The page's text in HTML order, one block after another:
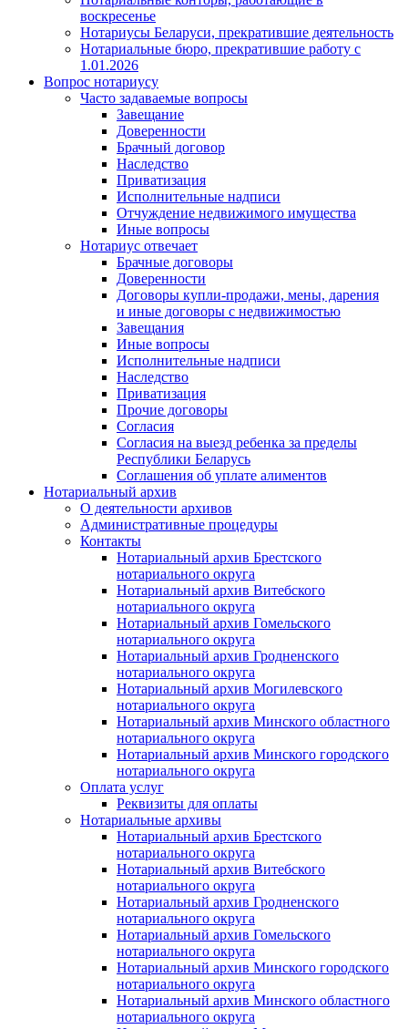
воскресенье
Нотариусы Беларуси, прекратившие деятельность
Нотариальные бюро, прекратившие работу с
1.01.2026
Вопрос нотариусу
Часто задаваемые вопросы
Завещание
Доверенности
Брачный договор
Наследство
Приватизация
Исполнительные надписи
Отчуждение недвижимого имущества
Иные вопросы
Нотариус отвечает
Брачные договоры
Доверенности
Договоры купли-продажи, мены, дарения
и иные договоры с недвижимостью
Завещания
Иные вопросы
Исполнительные надписи
Наследство
Приватизация
Прочие договоры
Согласия
Согласия на выезд ребенка за пределы
Республики Беларусь
Соглашения об уплате алиментов
Нотариальный архив
О деятельности архивов
Административные процедуры
Контакты
Нотариальный архив Брестского
нотариального округа
Нотариальный архив Витебского
нотариального округа
Нотариальный архив Гомельского
нотариального округа
Нотариальный архив Гродненского
нотариального округа
Нотариальный архив Могилевского
нотариального округа
Нотариальный архив Минского областного
нотариального округа
Нотариальный архив Минского городского
нотариального округа
Оплата услуг
Реквизиты для оплаты
Нотариальные архивы
Нотариальный архив Брестского
нотариального округа
Нотариальный архив Витебского
нотариального округа
Нотариальный архив Гродненского
нотариального округа
Нотариальный архив Гомельского
нотариального округа
Нотариальный архив Минского городского
нотариального округа
Нотариальный архив Минского областного
нотариального округа